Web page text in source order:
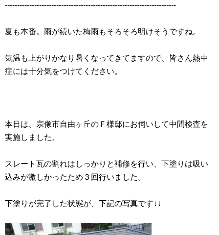
----------------------------------------------------------------------
夏も本番。雨が続いた梅雨もそろそろ明けそうですね。
気温も上がりかなり暑くなってきてますので、皆さん熱中
症には十分気をつけてください。
本日は、宗像市自由ヶ丘のＦ様邸にお伺いして中間検査を
実施しました。
スレート瓦の割れはしっかりと補修を行い、下塗りは吸い
込みが激しかったため３回行いました。
下塗りが完了した状態が、下記の写真です↓↓